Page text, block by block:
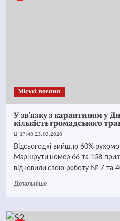
Mіські новини
У зв’язку з карантином у
кількість громадського
17:40 23.03.2020
Відсьогодні вийшло 60%
Маршрути номер 66 та 158
відновили свою роботу № 7 та
Детальніше